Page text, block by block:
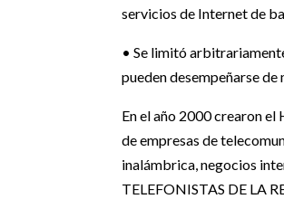
servicios de Internet de
• Se limitó
pueden desempeñarse
En el año 2000 crearon
de empresas de
inalámbrica, negocios
TELEFONISTAS DE LA